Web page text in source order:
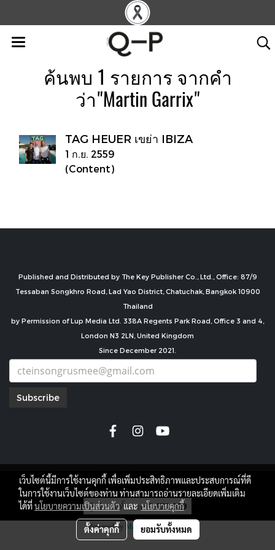
ค้นพบ 1 รายการ จากคำ
ว่า"Martin Garrix"
TAG HEUER เขย่า IBIZA
1 ก.ย. 2559
(Content)
Published and Distributed by The Key Publisher Co., Ltd., Office: 87/9
Tessaban Songkhro Road, Lad Yao District, Chatuchak, Bangkok 10900
Thailand
by Permission of Lup Media Ltd. 338A Regents Park Road, Office 3 and 4,
London N3 2LN, United Kingdom
Since December 2021.
Subscribe
copyright by
ผู้เข้าชมทั้งหมด7,673,929
Powered by MakeWebEasy.com
เว็บไซต์นี้มีการใช้งานคุกกี้ เพื่อเพิ่มประสิทธิภาพและประสบการณ์ที่ดี
ในการใช้งานเว็บไซต์ของท่าน ท่านสามารถอ่านรายละเอียดเพิ่มเติม
ได้ที่นโยบายความเป็นส่วนตัวและนโยบายคุกกี้
ตั้งค่าคุกกี้ ยอมรับทั้งหมด